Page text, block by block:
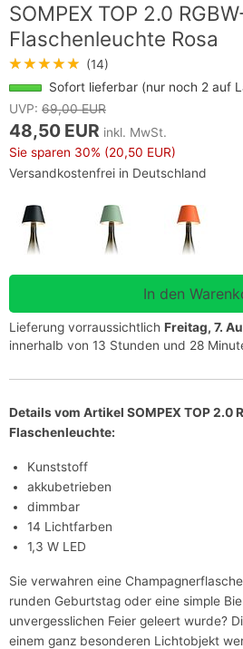
SOMPEX TOP 2.0
Flaschenleuchte Rosa
★★★★★ (14)
Sofort lieferbar (nur noch 2 auf
UVP: 69,00 EUR
48,50 EUR inkl. MwSt.
Sie sparen 30% (20,50 EUR)
Versandkostenfrei in Deutschland
Lieferung vorraussichtlich Freitag, 7.
innerhalb von 13 Stunden und 28
Details vom Artikel SOMPEX TOP 2.0
Flaschenleuchte:
Kunststoff
akkubetrieben
dimmbar
14 Lichtfarben
1,3 W LED
Sie verwahren eine
runden Geburtstag oder eine simple
unvergesslichen Feier geleert wurde?
einem ganz besonderen Lichtobjekt